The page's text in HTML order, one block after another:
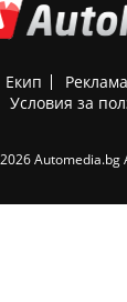
Екип Реклама
Условия за
Automedia.bg